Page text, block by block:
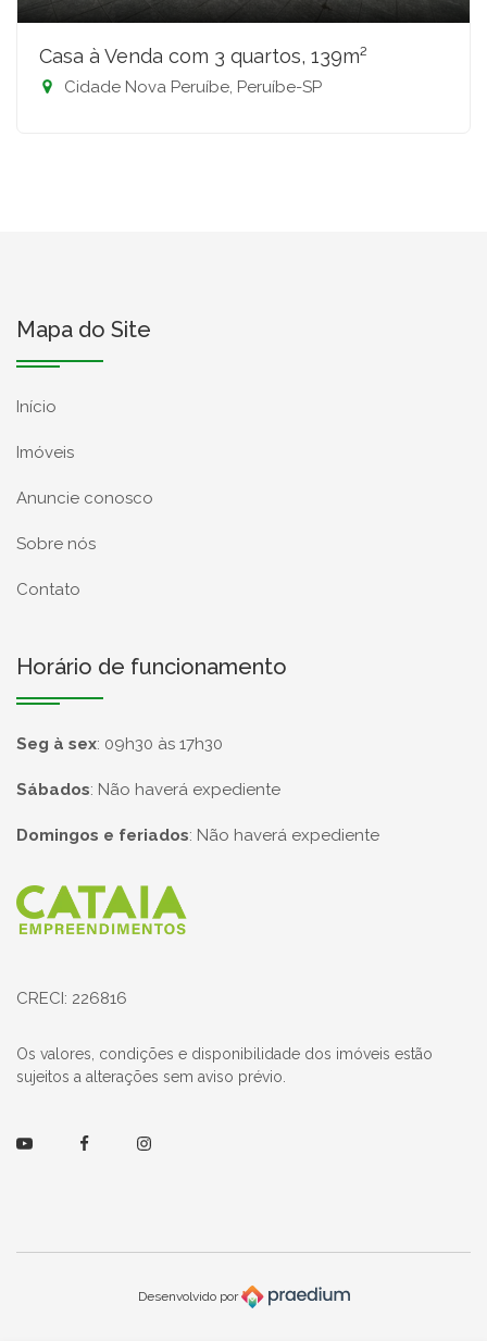
Casa à Venda com 3 quartos, 139m²
Cidade Nova Peruíbe, Peruíbe-SP
Mapa do Site
Início
Imóveis
Anuncie conosco
Sobre nós
Contato
Horário de funcionamento
Seg à sex: 09h30 às 17h30
Sábados: Não haverá expediente
Domingos e feriados: Não haverá expediente
Página inicial
CRECI: 226816
Os valores, condições e disponibilidade dos imóveis estão
sujeitos a alterações sem aviso prévio.
YoutubeFacebookInstagram
Desenvolvido por